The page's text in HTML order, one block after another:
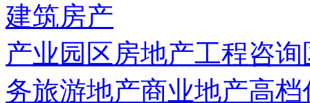
建筑房产
产业园区房地产工程咨询
务旅游地产商业地产高档